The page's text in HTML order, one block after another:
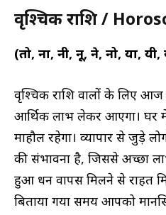
वृश्चिक राशि /
(तो, ना, नी, नू, ने, नो, या, यी,
वृश्चिक राशि वालों के लिए
आर्थिक लाभ लेकर आएगा।
माहौल रहेगा। व्यापार से जुड़े
की संभावना है, जिससे अच्छा
हुआ धन वापस मिलने से राहत
बिताया गया समय आपको